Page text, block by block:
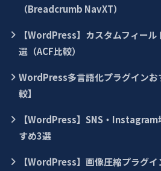
（Breadcrumb NavXT）
【WordPress】カスタムフィー
選（ACF比較）
WordPress多言語化プラグインお
較】
【WordPress】SNS・
すめ3選
【WordPress】画像圧縮プラグ